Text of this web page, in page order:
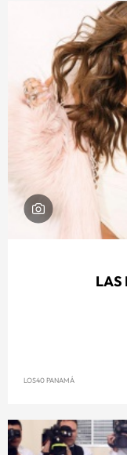
LAS
LOS40 PANAMÁ